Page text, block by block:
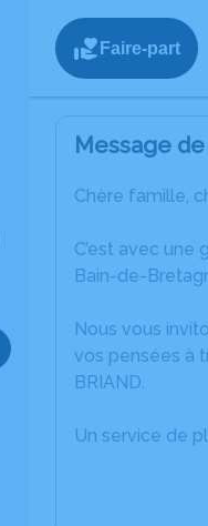
Faire-part
Message
Chère famille,
C’est avec
Bain-de-
Nous vous
vos pensées à
BRIAND.
Un service de